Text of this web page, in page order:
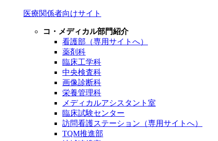
医療関係者向けサイト
コ・メディカル部門紹介
看護部（専用サイトへ）
薬剤科
臨床工学科
中央検査科
画像診断科
栄養管理科
メディカルアシスタント室
臨床試験センター
訪問看護ステーション（専用サイトへ）
TQM推進部